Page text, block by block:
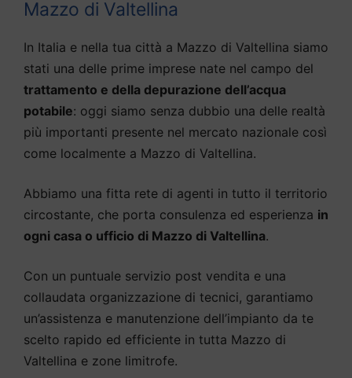
Mazzo di Valtellina
In Italia e nella tua città a Mazzo di Valtellina siamo
stati una delle prime imprese nate nel campo del
trattamento e della depurazione dell’acqua
potabile: oggi siamo senza dubbio una delle realtà
più importanti presente nel mercato nazionale così
come localmente a Mazzo di Valtellina.
Abbiamo una fitta rete di agenti in tutto il territorio
circostante, che porta consulenza ed esperienza in
ogni casa o ufficio di Mazzo di Valtellina.
Con un puntuale servizio post vendita e una
collaudata organizzazione di tecnici, garantiamo
un’assistenza e manutenzione dell’impianto da te
scelto rapido ed efficiente in tutta Mazzo di
Valtellina e zone limitrofe.